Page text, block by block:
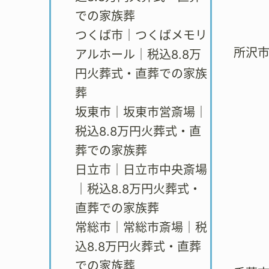
での家族葬
つくば市｜つくばメモリ
アルホール｜税込8.8万
円火葬式・直葬での家族
葬
坂東市｜坂東市営斎場｜
税込8.8万円火葬式・直
葬での家族葬
日立市｜日立市中央斎場
｜税込8.8万円火葬式・
直葬での家族葬
常総市｜常総市斎場｜税
込8.8万円火葬式・直葬
所沢